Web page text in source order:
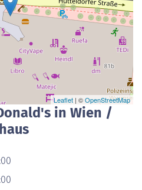
Leaflet | ©OpenStreetMap
in Wien /